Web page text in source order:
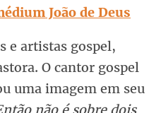
João de Deus
e artistas gospel,
O cantor gospel
uma imagem em seu
não é sobre dois